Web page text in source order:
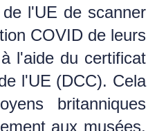
l'UE de scanner
COVID de leurs
l'aide du certificat
l'UE (DCC). Cela
britanniques
aux musées,